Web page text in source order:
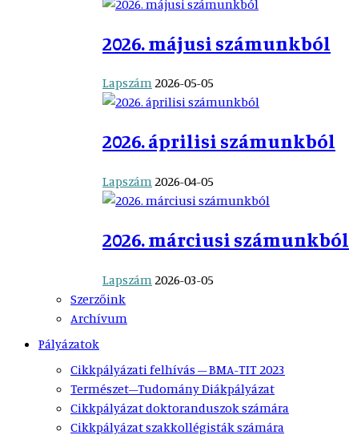
2026. májusi számunkból
Lapszám2026-05-05
2026. áprilisi számunkból
Lapszám2026-04-05
2026. márciusi számunkból
Lapszám2026-03-05
Szerzőink
Archívum
Pályázatok
Cikkpályázati felhívás – BMA-TIT 2023
Természet–Tudomány Diákpályázat
Cikkpályázat doktoranduszok számára
Cikkpályázat szakkollégisták számára